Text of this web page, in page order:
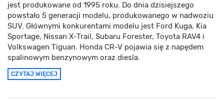
jest produkowane od 1995 roku. Do dnia dzisiejszego
powstało 5 generacji modelu, produkowanego w nadwoziu
SUV. Głównymi konkurentami modelu jest Ford Kuga, Kia
Sportage, Nissan X-Trail, Subaru Forester, Toyota RAV4 i
Volkswagen Tiguan. Honda CR-V pojawia się z napędem
spalinowym benzynowym oraz diesla.
CZYTAJ WIĘCEJ